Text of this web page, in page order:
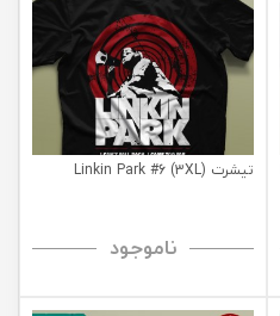
تیشرت (3XL) Linkin Park #6
ناموجود